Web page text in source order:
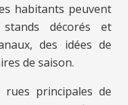
habitants peuvent
décorés et
des idées de
de saison.
principales de